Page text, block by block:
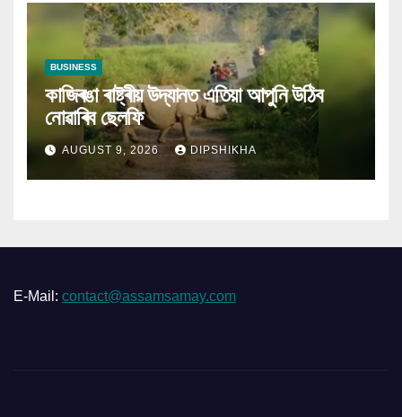
BUSINESS
কাজিৰঙা ৰাষ্ট্ৰীয় উদ্যানত এতিয়া আপুনি উঠিব
নোৱাৰিব ছেলফি
AUGUST 9, 2026 DIPSHIKHA
E-Mail: contact@assamsamay.com